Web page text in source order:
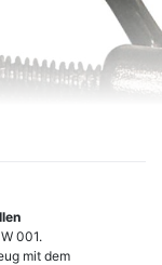
001.
mit dem